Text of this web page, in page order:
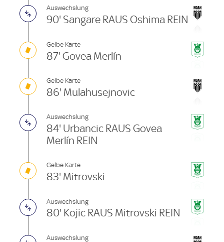
Auswechslung
90' Sangare RAUS Oshima REIN
Gelbe Karte
87' Govea Merlín
Gelbe Karte
86' Mulahusejnovic
Auswechslung
84' Urbancic RAUS Govea
Merlín REIN
Gelbe Karte
83' Mitrovski
Auswechslung
80' Kojic RAUS Mitrovski REIN
Auswechslung